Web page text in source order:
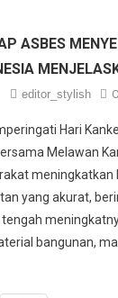
ASBES
editor_stylish
Hari
Melawan
yang akurat,
bangunan,